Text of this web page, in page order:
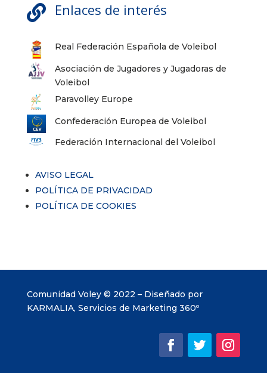
 Enlaces de interés
Real Federación Española de Voleibol
Asociación de Jugadores y Jugadoras de
Voleibol
Paravolley Europe
Confederación Europea de Voleibol
Federación Internacional del Voleibol
AVISO LEGAL
POLÍTICA DE PRIVACIDAD
POLÍTICA DE COOKIES
Comunidad Voley © 2022 – Diseñado por
KARMALIA, Servicios de Marketing 360º